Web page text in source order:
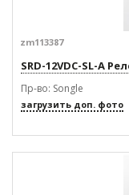
zm113387
SRD-12VDC-SL-A
Пр-во: Songle
загрузить доп. фото